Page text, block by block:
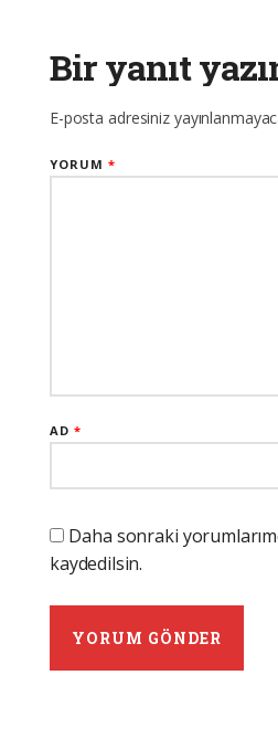
Bir yanıt
E-posta adresiniz
YORUM*
AD*
Daha sonraki
kaydedilsin.